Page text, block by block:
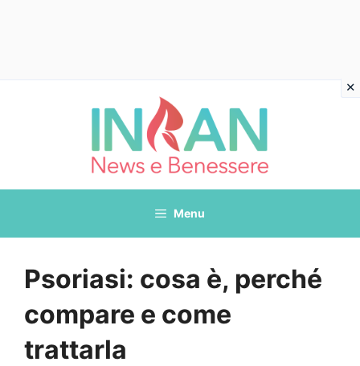
Menu
Psoriasi: cosa è, perché
compare e come
trattarla